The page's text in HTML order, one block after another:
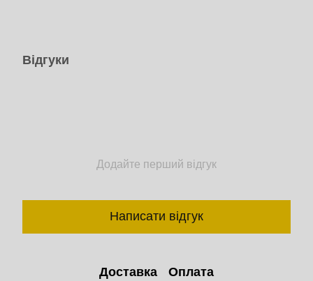
Відгуки
Додайте перший відгук
Написати відгук
Доставка Оплата